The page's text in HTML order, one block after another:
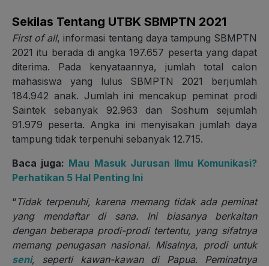
Sekilas Tentang UTBK SBMPTN 2021
First of all, informasi tentang daya tampung SBMPTN
2021 itu berada di angka 197.657 peserta yang dapat
diterima. Pada kenyataannya, jumlah total calon
mahasiswa yang lulus SBMPTN 2021 berjumlah
184.942 anak. Jumlah ini mencakup peminat prodi
Saintek sebanyak 92.963 dan Soshum sejumlah
91.979 peserta. Angka ini menyisakan jumlah daya
tampung tidak terpenuhi sebanyak 12.715.
Baca juga: Mau Masuk Jurusan Ilmu Komunikasi?
Perhatikan 5 Hal Penting Ini
“Tidak terpenuhi, karena memang tidak ada peminat
yang mendaftar di sana. Ini biasanya berkaitan
dengan beberapa prodi-prodi tertentu, yang sifatnya
memang penugasan nasional. Misalnya, prodi untuk
seni, seperti kawan-kawan di Papua. Peminatnya